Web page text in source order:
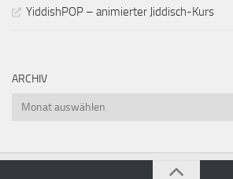
YiddishPOP – animierter Jiddisch-Kurs
ARCHIV
Archiv